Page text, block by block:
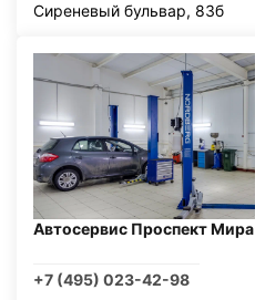
Сиреневый бульвар, 83б
Автосервис Проспект Мира
+7 (495) 023-42-98